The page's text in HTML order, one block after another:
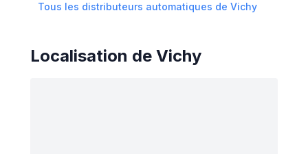
Tous les distributeurs automatiques de Vichy
Localisation de Vichy